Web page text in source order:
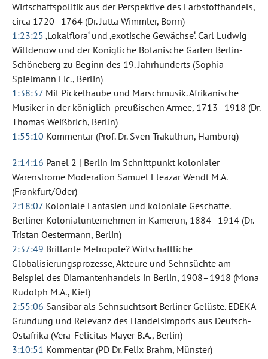
Wirtschaftspolitik aus der Perspektive des Farbstoffhandels,
circa 1720–1764 (Dr. Jutta Wimmler, Bonn)
1:23:25 ‚Lokalflora‘ und ‚exotische Gewächse‘. Carl Ludwig
Willdenow und der Königliche Botanische Garten Berlin-
Schöneberg zu Beginn des 19. Jahrhunderts (Sophia
Spielmann Lic., Berlin)
1:38:37 Mit Pickelhaube und Marschmusik. Afrikanische
Musiker in der königlich-preußischen Armee, 1713–1918 (Dr.
Thomas Weißbrich, Berlin)
1:55:10 Kommentar (Prof. Dr. Sven Trakulhun, Hamburg)
2:14:16 Panel 2 | Berlin im Schnittpunkt kolonialer
Warenströme Moderation Samuel Eleazar Wendt M.A.
(Frankfurt/Oder)
2:18:07 Koloniale Fantasien und koloniale Geschäfte.
Berliner Kolonialunternehmen in Kamerun, 1884–1914 (Dr.
Tristan Oestermann, Berlin)
2:37:49 Brillante Metropole? Wirtschaftliche
Globalisierungsprozesse, Akteure und Sehnsüchte am
Beispiel des Diamantenhandels in Berlin, 1908–1918 (Mona
Rudolph M.A., Kiel)
2:55:06 Sansibar als Sehnsuchtsort Berliner Gelüste. EDEKA-
Gründung und Relevanz des Handelsimports aus Deutsch-
Ostafrika (Vera-Felicitas Mayer B.A., Berlin)
3:10:51 Kommentar (PD Dr. Felix Brahm, Münster)